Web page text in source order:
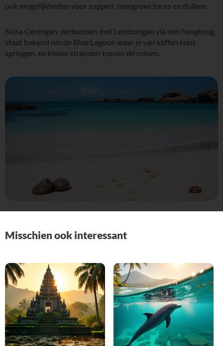
ook mogelijkheden voor suppen, mangrove tours en duiken.
Nusa Ceningan, verbonden met Lembongan via een hangbrug,
staat bekend om de Blue Lagoon waar je van kliffen kunt
springen, en kleine stranden tussen de rotsen.
Misschien ook interessant